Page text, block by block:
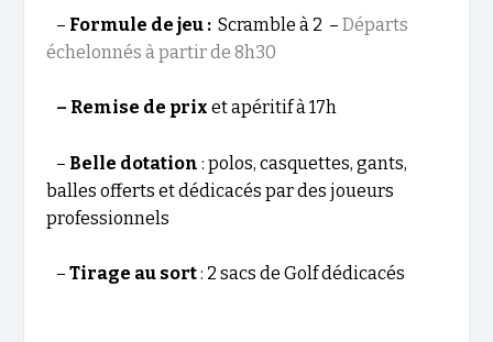
– Formule de jeu :Scramble à 2 –Départs
échelonnés à partir de 8h30
– Remise de prix et apéritif à 17h
– Belle dotation : polos, casquettes, gants,
balles offerts et dédicacés par des joueurs
professionnels
–Tirage au sort: 2 sacs de Golf dédicacés